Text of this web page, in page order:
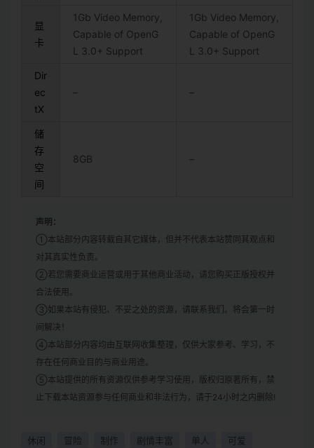
显
卡
1Gb Video Memory,
Capable of OpenG
L 3.0+ Support
1Gb Video Memory,
Capable of OpenG
L 3.0+ Support
Dir
ec
tX
– –
储
存
空
间
8GB –
声明：
①本站部分内容转载自其它媒体，但并不代表本站赞同其观点和
对其真实性负责。
②若您需要商业运营或用于其他商业活动，请您购买正版授权并
合法使用。
③如果本站有侵犯、不妥之处的资源，请联系我们。将会第一时
间解决！
④本站部分内容均由互联网收集整理，仅供大家参考、学习，不
存在任何商业目的与商业用途。
⑤本站提供的所有资源仅供参考学习使用，版权归原著所有，禁
止下载本站资源参与任何商业和非法行为，请于24小时之内删除!
休闲 冒险 制作 剧情丰富 单人 可爱